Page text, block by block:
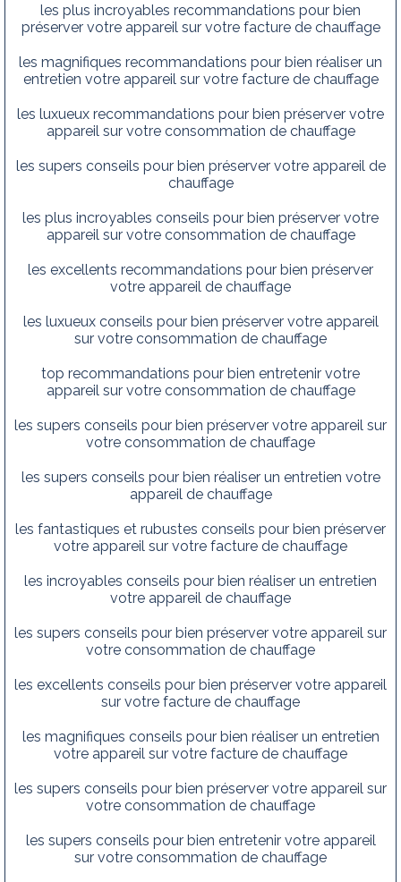
les plus incroyables recommandations pour bien
préserver votre appareil sur votre facture de chauffage
les magnifiques recommandations pour bien réaliser un
entretien votre appareil sur votre facture de chauffage
les luxueux recommandations pour bien préserver votre
appareil sur votre consommation de chauffage
les supers conseils pour bien préserver votre appareil de
chauffage
les plus incroyables conseils pour bien préserver votre
appareil sur votre consommation de chauffage
les excellents recommandations pour bien préserver
votre appareil de chauffage
les luxueux conseils pour bien préserver votre appareil
sur votre consommation de chauffage
top recommandations pour bien entretenir votre
appareil sur votre consommation de chauffage
les supers conseils pour bien préserver votre appareil sur
votre consommation de chauffage
les supers conseils pour bien réaliser un entretien votre
appareil de chauffage
les fantastiques et rubustes conseils pour bien préserver
votre appareil sur votre facture de chauffage
les incroyables conseils pour bien réaliser un entretien
votre appareil de chauffage
les supers conseils pour bien préserver votre appareil sur
votre consommation de chauffage
les excellents conseils pour bien préserver votre appareil
sur votre facture de chauffage
les magnifiques conseils pour bien réaliser un entretien
votre appareil sur votre facture de chauffage
les supers conseils pour bien préserver votre appareil sur
votre consommation de chauffage
les supers conseils pour bien entretenir votre appareil
sur votre consommation de chauffage